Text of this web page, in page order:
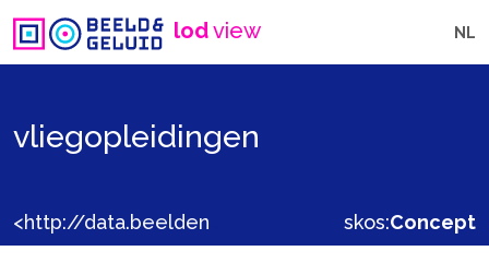
lodview NL
vliegopleidingen
skos:Concept